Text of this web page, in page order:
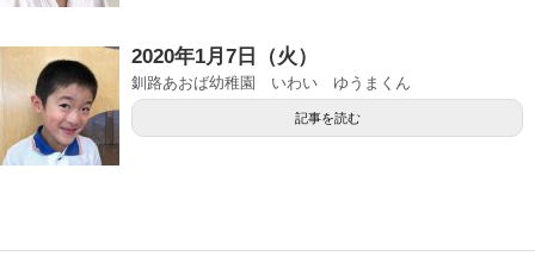
2020年1月7日（火）
釧路あおば幼稚園 いわい ゆうまくん
記事を読む